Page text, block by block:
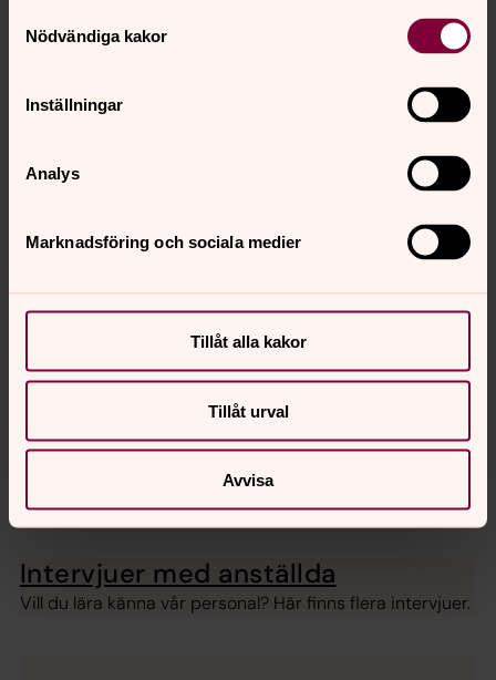
Nödvändiga kakor
Inställningar
Analys
Marknadsföring och sociala medier
Tillåt alla kakor
Tillåt urval
Avvisa
Theresia Båvenby
Präst, Föräldraledig, Åkerbo församling
theresia.bavenby@svenskakyrkan.se
Fler intervjuer
Intervjuer med anställda
Vill du lära känna vår personal? Här finns flera intervjuer.